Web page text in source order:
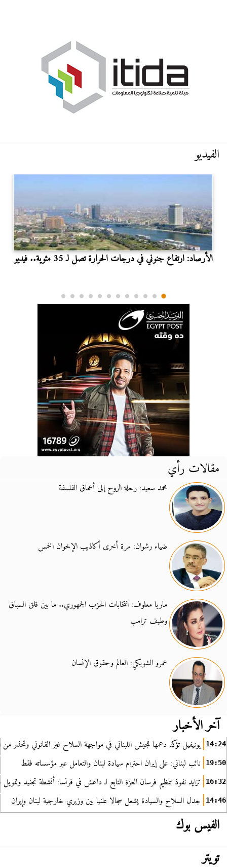
الفيديو
الأرصاد: ارتفاع جنوني في درجات الحرارة تصل لـ 35 مئوية.. فيديو
مقالات رأي
محمد سعيد: رحلة الروح إلى أعماق الفلسفة
ضياء رشوان: مرة أخرى أكاذيب الإخوان الخمس
ماريا معلوف: انتخابات الحزب الجمهوري.. ما بين قلق السباق
وطيف ترامب
عمرو الشوبكي: العالم وحقوق الإنسان
آخر الأخبار
14:24 يونيفيل تؤكد دعمها للجيش اللبناني في مواجهة السلاح غير القانوني وتحذر من
19:50 نائب لبناني: على إيران احترام سيادة لبنان والتعامل عبر مؤسساته فقط
16:32 تزايد نفوذ تنظيم فرسان العزة التابع لـ داعش في فرنسا: أنشطة تجنيد
14:46 جدل السلاح والسيادة يشعل سجالا علنيا بين وزيري خارجية لبنان وإيران
الفيس بوك
تويتر